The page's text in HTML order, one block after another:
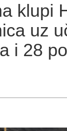
klupi
uz
i 28